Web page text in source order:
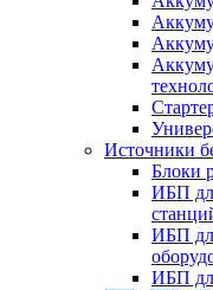
Источники
Блоки
ИБП
ИБП
ИБП